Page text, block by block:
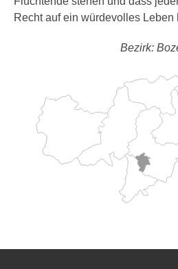
Recht auf ein würdevolles Leben
Bezirk: